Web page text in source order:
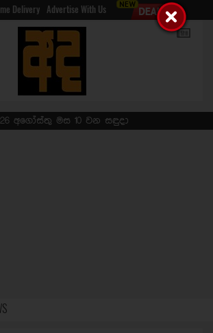
Delivery Advertise With Us
අගෝස්තු මස 10 වන සඳුදා